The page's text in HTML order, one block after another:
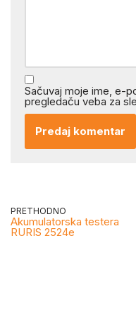
Sačuvaj moje ime, e-
pregledaču veba za
PRETHODNO
Akumulatorska testera
RURIS 2524e